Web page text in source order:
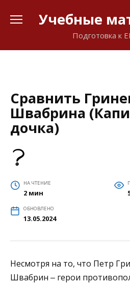
Учебные
Подготовка к
Сравнить
Швабрина
дочка)
НА ЧТЕНИЕ
2 мин
ОБНОВЛЕНО
13.05.2024
Несмотря на то, что Петр
Швабрин ‒ герои